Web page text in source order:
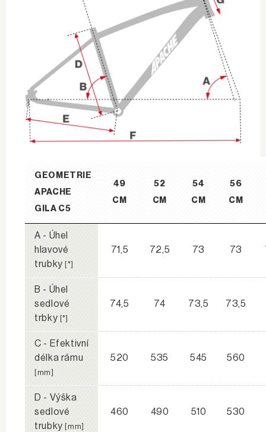
GEOMETRIE
APACHE
GILA C5
49
CM
52
CM
54
CM
56
CM
A - Úhel
hlavové
trubky [°]
71,5 72,5 73 73
B - Úhel
sedlové
trbky
[°]
74,5 74 73,5 73,5
C - Efektivní
délka rámu
[mm]
520 535 545 560
D - Výška
sedlové
trubky [mm]
460 490 510 530